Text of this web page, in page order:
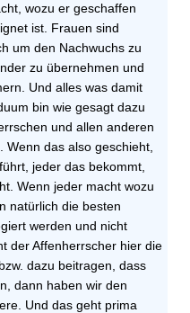
wozu er geschaffen
ist. Frauen sind
um den Nachwuchs zu
zu übernehmen und
Und alles was damit
bin wie gesagt dazu
und allen anderen
das also geschieht,
jeder das bekommt,
Wenn jeder macht wozu
natürlich die besten
werden und nicht
der Affenherrscher hier die
dazu beitragen, dass
dann haben wir den
Und das geht prima